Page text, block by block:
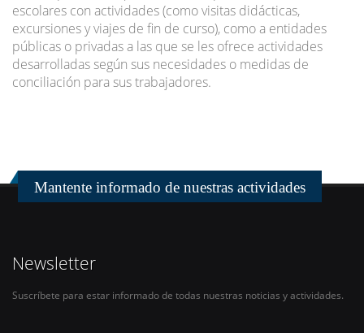
escolares con actividades (como visitas didácticas,
excursiones y viajes de fin de curso), como a entidades
públicas o privadas a las que se les ofrece actividades
desarrolladas según sus necesidades o medidas de
conciliación para sus trabajadores.
Mantente informado de nuestras actividades
Newsletter
Suscríbete para estar informado de todas nuestras noticias y actividades.